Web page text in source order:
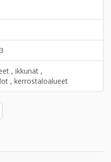
, ikkunat ,
, kerrostaloalueet